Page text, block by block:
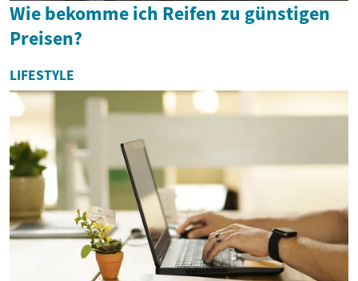
Wie bekomme ich Reifen zu günstigen
Preisen?
LIFESTYLE